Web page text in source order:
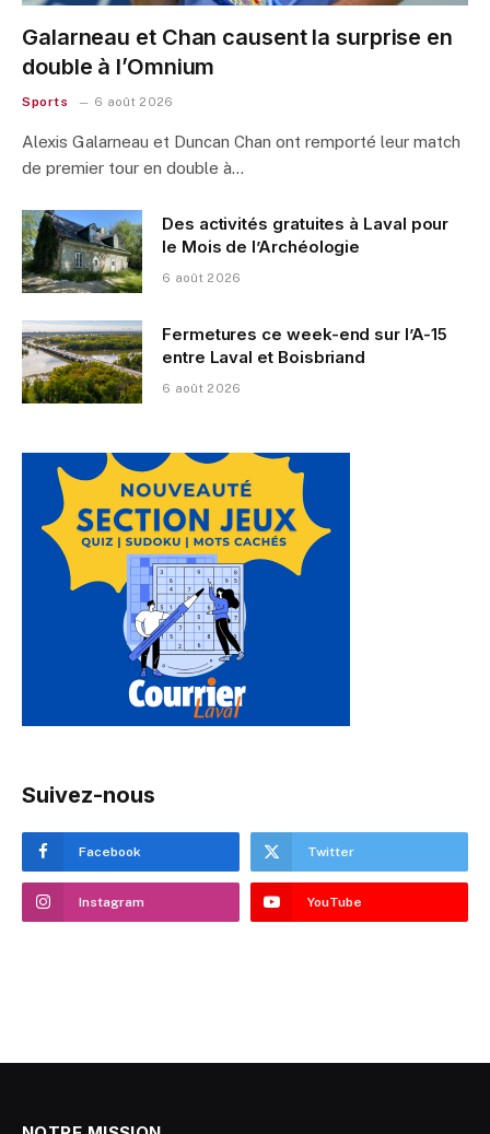
Galarneau et Chan causent la surprise en
double à l’Omnium
Sports 6 août 2026
Alexis Galarneau et Duncan Chan ont remporté leur match
de premier tour en double à…
Des activités gratuites à Laval pour
le Mois de l’Archéologie
6 août 2026
Fermetures ce week-end sur l’A-15
entre Laval et Boisbriand
6 août 2026
Suivez-nous
Facebook Twitter
Instagram YouTube